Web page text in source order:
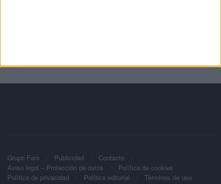
Grupo Faro Publicidad
Contacto
Aviso legal – Protección de datos
Política de cookies
Política de privacidad
Política editorial Términos de uso